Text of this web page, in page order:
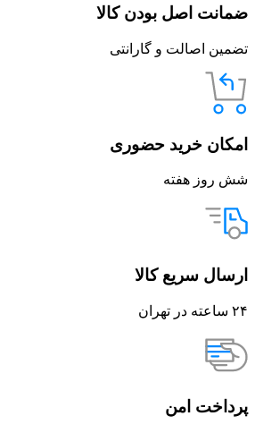
ضمانت اصل بودن کالا
تضمین اصالت و گارانتی
امکان خرید حضوری
شش روز هفته
ارسال سریع کالا
۲۴ ساعته در تهران
پرداخت امن